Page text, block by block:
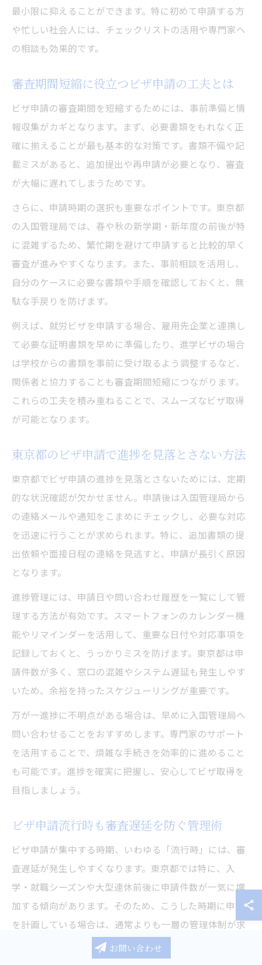
最小限に抑えることができます。特に初めて申請する方
や忙しい社会人には、チェックリストの活用や専門家へ
の相談も効果的です。
審査期間短縮に役立つビザ申請の工夫とは
ビザ申請の審査期間を短縮するためには、事前準備と情
報収集がカギとなります。まず、必要書類をもれなく正
確に揃えることが最も基本的な対策です。書類不備や記
載ミスがあると、追加提出や再申請が必要となり、審査
が大幅に遅れてしまうためです。
さらに、申請時期の選択も重要なポイントです。東京都
の入国管理局では、春や秋の新学期・新年度の前後が特
に混雑するため、繁忙期を避けて申請すると比較的早く
審査が進みやすくなります。また、事前相談を活用し、
自分のケースに必要な書類や手順を確認しておくと、無
駄な手戻りを防げます。
例えば、就労ビザを申請する場合、雇用先企業と連携し
て必要な証明書類を早めに準備したり、進学ビザの場合
は学校からの書類を事前に受け取るよう調整するなど、
関係者と協力することも審査期間短縮につながります。
これらの工夫を積み重ねることで、スムーズなビザ取得
が可能となります。
東京都のビザ申請で進捗を見落とさない方法
東京都でビザ申請の進捗を見落とさないためには、定期
的な状況確認が欠かせません。申請後は入国管理局から
の連絡メールや通知をこまめにチェックし、必要な対応
を迅速に行うことが求められます。特に、追加書類の提
出依頼や面接日程の連絡を見逃すと、申請が長引く原因
となります。
進捗管理には、申請日や問い合わせ履歴を一覧にして管
理する方法が有効です。スマートフォンのカレンダー機
能やリマインダーを活用して、重要な日付や対応事項を
記録しておくと、うっかりミスを防げます。東京都は申
請件数が多く、窓口の混雑やシステム遅延も発生しやす
いため、余裕を持ったスケジューリングが重要です。
万が一進捗に不明点がある場合は、早めに入国管理局へ
問い合わせることをおすすめします。専門家のサポート
を活用することで、煩雑な手続きを効率的に進めること
も可能です。進捗を確実に把握し、安心してビザ取得を
目指しましょう。
ビザ申請流行時も審査遅延を防ぐ管理術
ビザ申請が集中する時期、いわゆる「流行時」には、審
査遅延が発生しやすくなります。東京都では特に、入
学・就職シーズンや大型連休前後に申請件数が一気に増
加する傾向があります。そのため、こうした時期に申請
を計画している場合は、通常よりも一層の管理体制が求
お問い合わせ